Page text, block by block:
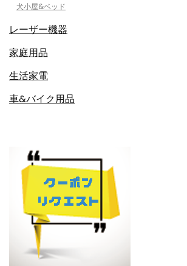
犬小屋&ベッド
レーザー機器
家庭用品
生活家電
車&バイク用品